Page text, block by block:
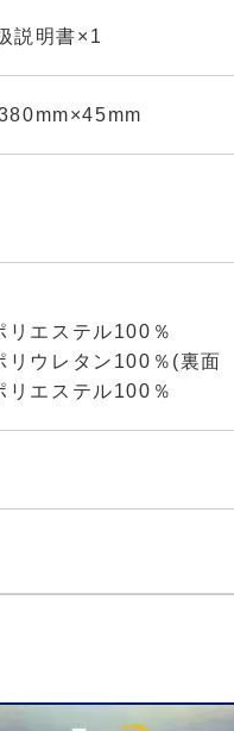
説明書×1
エステル100％
ウレタン100％(裏面
エステル100％